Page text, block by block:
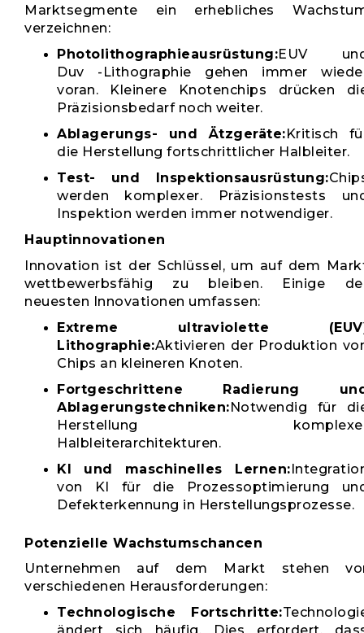
Marktsegmente ein erhebliches
verzeichnen:
Photolithographieausrüstung:EUV
Duv -Lithographie gehen immer
voran. Kleinere Knotenchips drücken
Präzisionsbedarf noch weiter.
Ablagerungs- und Ätzgeräte:Kritisch
die Herstellung fortschrittlicher Halbleiter.
Test- und Inspektionsausrüstung:
werden komplexer. Präzisionstests
Inspektion werden immer notwendiger.
Hauptinnovationen
Innovation ist der Schlüssel, um auf dem
wettbewerbsfähig zu bleiben. Einige
neuesten Innovationen umfassen:
Extreme ultraviolette
Lithographie:Aktivieren der Produktion
Chips an kleineren Knoten.
Fortgeschrittene Radierung
Ablagerungstechniken:Notwendig für
Herstellung
Halbleiterarchitekturen.
KI und maschinelles Lernen:
von KI für die Prozessoptimierung
Defekterkennung in Herstellungsprozesse.
Potenzielle Wachstumschancen
Unternehmen auf dem Markt stehen
verschiedenen Herausforderungen:
Technologische Fortschritte: